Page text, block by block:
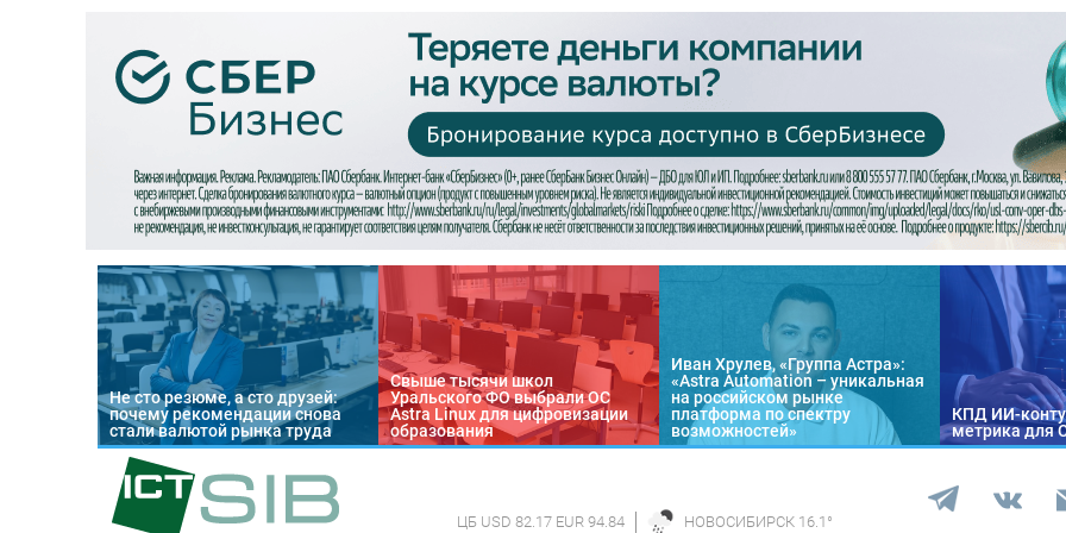
Не сто резюме, а сто друзей:
почему рекомендации снова
стали валютой рынка труда
Свыше тысячи школ
Уральского ФО выбрали ОС
Astra Linux для цифровизации
образования
Иван Хрулев, «Группа Астра»:
«Astra Automation – уникальная
на российском рынке
платформа по спектру
возможностей»
КПД ИИ-
метрика для
ЦБ USD 82.17 EUR 94.84 НОВОСИБИРСК 16.1 °